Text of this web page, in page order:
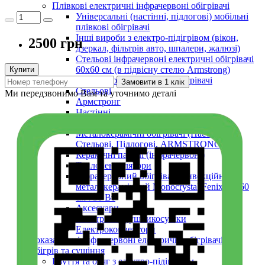
Плівкові електричні інфрачервоні обігрівачі
Універсальні (настінні, підлогові) мобільні
плівкові обігрівачі
Інші вироби з електро-підігрівом (вікон,
дзеркал, фільтрів авто, шпалери, жалюзі)
Стельові інфрачервоні електричні обігрівачі
60х60 см (в підвісну стелю Armstrong)
Інші інфрачервоні електричні обігрівачі
Стельові
Армстронг
Настінні
Металокерамічні обігрівачі (Настінні,
Стельові, Підлогові, ARMSTRONG)
Керамічні панелі (інфрачервоні)
Тепловентилятори
Інфрачервоний обігрівач конвекційний
металокерамічний Monocrystal Fenix 60x60
см 750 Вт
Аксесуари
Електричні рушникосушки
Електроконвектори
Показати усі Інфрачервоні електричні обігрівачі
Обігрів та сушіння
Взуття та одяг з електро-підігрівом
2500 грн
Купити
Замовити в 1 клік
Ми передзвонимо Вам та уточнимо деталі